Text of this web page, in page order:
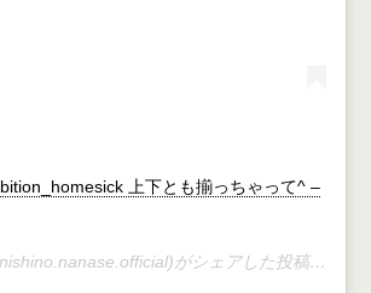
上下とも揃っちゃって^ –
がシェアした投稿 –